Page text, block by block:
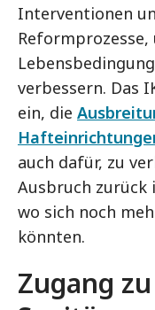
Interventionen
verbessern. Das
ein, die
auch dafür, zu
Ausbruch zurück
wo sich noch
könnten.
Zugang